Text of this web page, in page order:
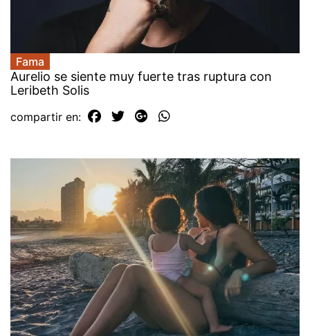
Fama
Aurelio se siente muy fuerte tras ruptura con
Leribeth Solis
compartir en: